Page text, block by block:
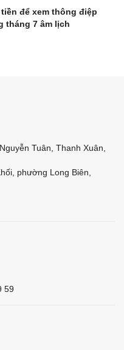
để xem thông điệp
tháng 7 âm lịch
Tuân, Thanh Xuân,
phường Long Biên,
59